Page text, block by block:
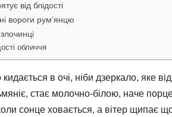
від блідості
вороги рум’янцю
обличчя
в очі, ніби дзеркало, яке
стає молочно-білою, наче
сонце ховається, а вітер щипає